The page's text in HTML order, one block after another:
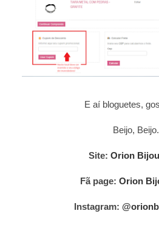
E aí bloguetes,
Beijo, Beijo.
Site: Orion
Fã page: Orion
Instagram: